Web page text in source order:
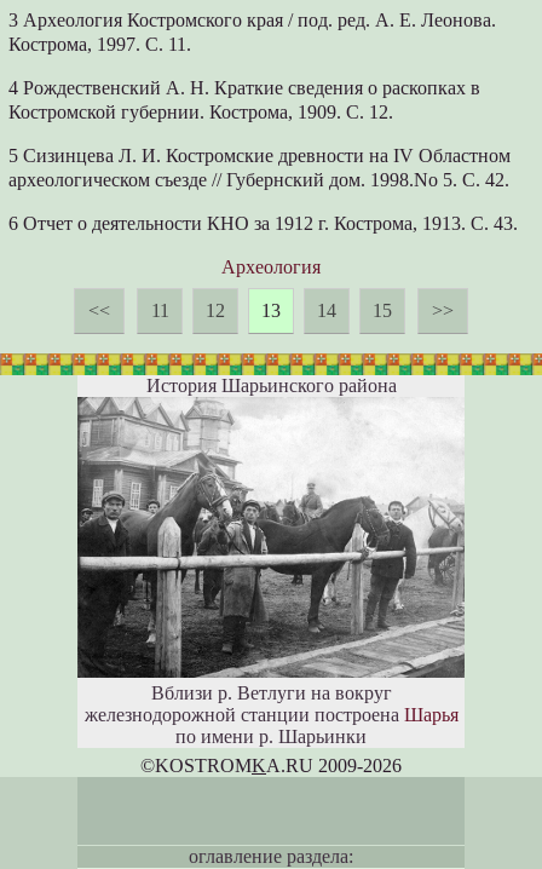
3 Археология Костромского края / под. ред. А. Е. Леонова.
Кострома, 1997. С. 11.
4 Рождественский А. Н. Краткие сведения о раскопках в
Костромской губернии. Кострома, 1909. С. 12.
5 Сизинцева Л. И. Костромские древности на IV Областном
археологическом съезде // Губернский дом. 1998.No 5. С. 42.
6 Отчет о деятельности КНО за 1912 г. Кострома, 1913. С. 43.
Археология
<< 11 12 13 14 15 >>
История Шарьинского района
Вблизи р. Ветлуги на вокруг
железнодорожной станции построена Шарья
по имени р. Шарьинки
©KOSTROMKA.RU 2009-2026
оглавление раздела: